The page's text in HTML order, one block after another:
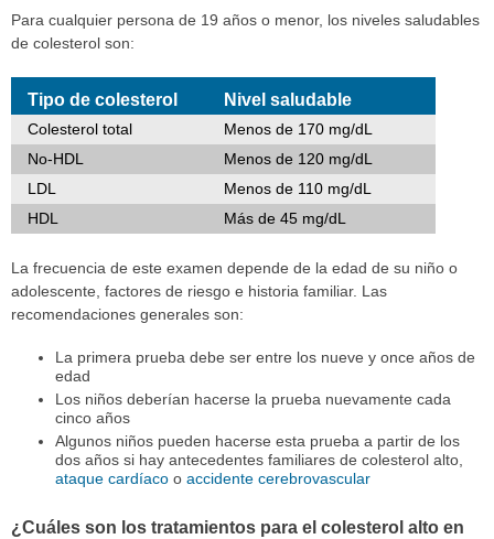
Para cualquier persona de 19 años o menor, los niveles saludables
de colesterol son:
Tipo de colesterol Nivel saludable
Colesterol total
Menos de 170 mg/dL
No-HDL
Menos de 120 mg/dL
LDL
Menos de 110 mg/dL
HDL
Más de 45 mg/dL
La frecuencia de este examen depende de la edad de su niño o
adolescente, factores de riesgo e historia familiar. Las
recomendaciones generales son:
La primera prueba debe ser entre los nueve y once años de
edad
Los niños deberían hacerse la prueba nuevamente cada
cinco años
Algunos niños pueden hacerse esta prueba a partir de los
dos años si hay antecedentes familiares de colesterol alto,
ataque cardíacoo accidente cerebrovascular
¿Cuáles son los tratamientos para el colesterol alto en